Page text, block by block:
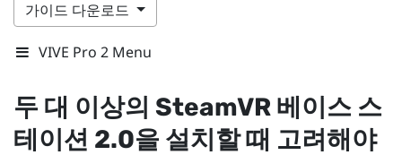
가이드 다운로드
VIVE Pro 2 Menu
두 대 이상의 SteamVR 베이스 스
테이션 2.0을 설치할 때 고려해야